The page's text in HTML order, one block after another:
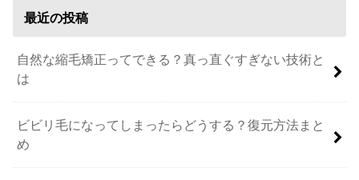
最近の投稿
自然な縮毛矯正ってできる？真っ直ぐすぎない技術と
は
ビビリ毛になってしまったらどうする？復元方法まと
め